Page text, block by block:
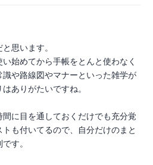
思います。
始めてから手帳をとんと使わなく
識や路線図やマナーといった雑学が
ありがたいですね。
に目を通しておくだけでも充分覚
も付いてるので、自分だけのまと
す。